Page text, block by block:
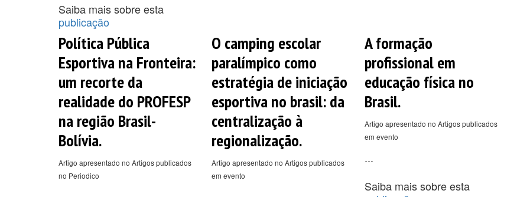
Saiba mais sobre esta
publicação
Política Pública
Esportiva na Fronteira:
um recorte da
realidade do PROFESP
na região Brasil-
Bolívia.
Artigo apresentado no Artigos publicados
no Periodico
O camping escolar
paralímpico como
estratégia de iniciação
esportiva no brasil: da
centralização à
regionalização.
Artigo apresentado no Artigos publicados
em evento
A formação
profissional em
educação física no
Brasil.
Artigo apresentado no Artigos publicados
em evento
...
Saiba mais sobre esta